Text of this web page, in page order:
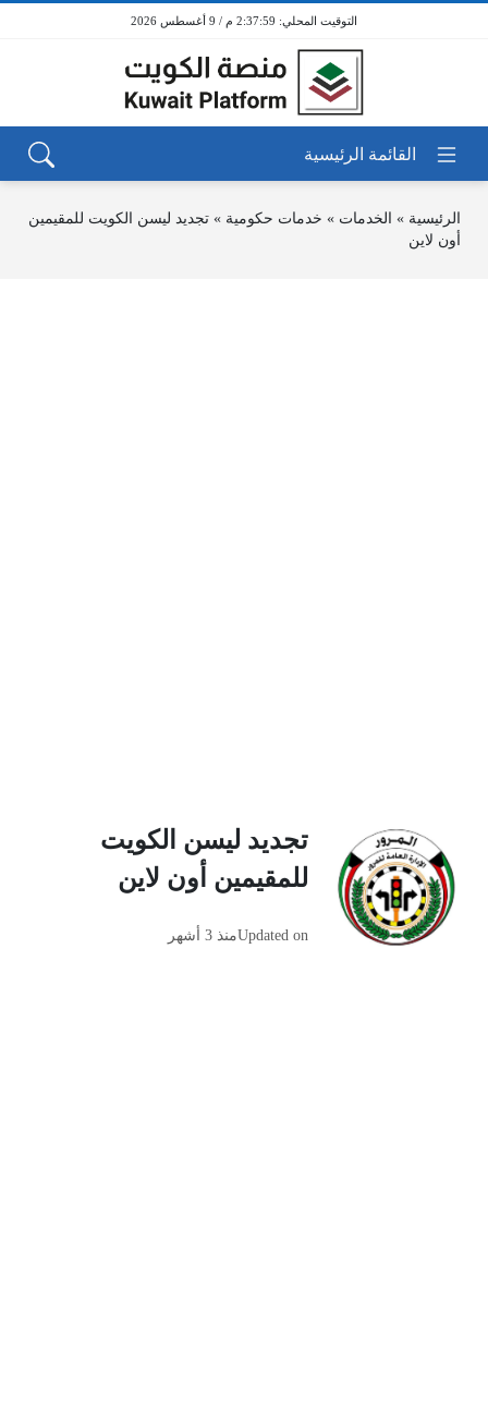
2:37:59 م / 9 أغسطس 2026
الرئيسية » الخدمات » خدمات حكومية » تجديد ليسن الكويت للمقيمين
أون لاين
تجديد ليسن الكويت
للمقيمين أون لاين
Updated onمنذ 3 أشهر